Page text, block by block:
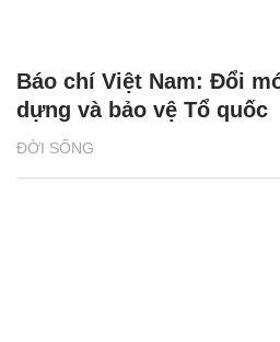
ĐỜI SỐNG
Báo chí Việt Nam: Đổi
dựng và bảo vệ Tổ quốc